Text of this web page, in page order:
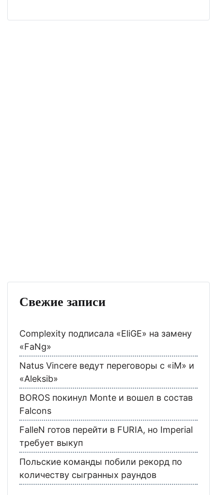
Свежие записи
Complexity подписала «EliGE» на замену
«FaNg»
Natus Vincere ведут переговоры с «iM» и
«Aleksib»
BOROS покинул Monte и вошел в состав
Falcons
FalleN готов перейти в FURIA, но Imperial
требует выкуп
Польские команды побили рекорд по
количеству сыгранных раундов